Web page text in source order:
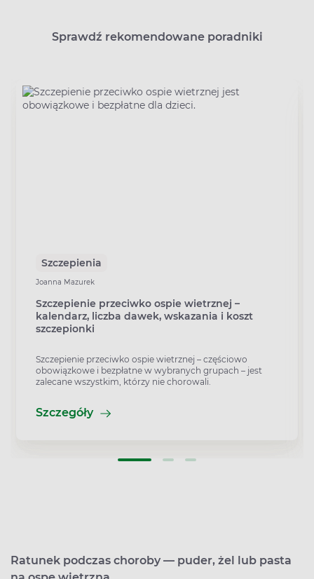
Sprawdź rekomendowane poradniki
Szczepienia
Joanna Mazurek
Szczepienie przeciwko ospie wietrznej –
kalendarz, liczba dawek, wskazania i koszt
szczepionki
Szczepienie przeciwko ospie wietrznej – częściowo
obowiązkowe i bezpłatne w wybranych grupach – jest
zalecane wszystkim, którzy nie chorowali.
Szczegóły
Ratunek podczas choroby — puder, żel lub pasta